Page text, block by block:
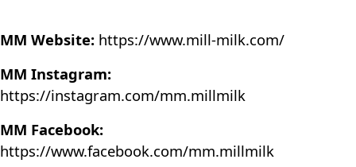
MM Website: https://www.mill-milk.com/
MM Instagram:
https://instagram.com/mm.millmilk
MM Facebook:
https://www.facebook.com/mm.millmilk